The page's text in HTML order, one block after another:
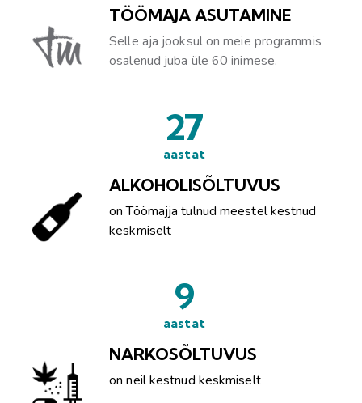
TÖÖMAJA ASUTAMINE
Selle aja jooksul on meie programmis
osalenud juba üle 60 inimese.
ALKOHOLISÕLTUVUS
on Töömajja tulnud meestel kestnud
keskmiselt
aastat
27
NARKOSÕLTUVUS
on neil kestnud keskmiselt
aastat
9